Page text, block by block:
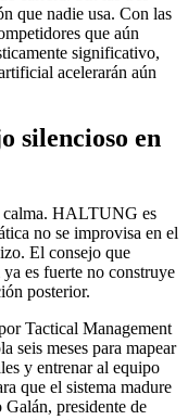
que nadie usa. Con las
que aún
significativo,
acelerarán aún
silencioso en
calma. HALTUNG es
no se improvisa en el
El consejo que
es fuerte no construye
posterior.
Tactical Management
seis meses para mapear
y entrenar al equipo
que el sistema madure
presidente de